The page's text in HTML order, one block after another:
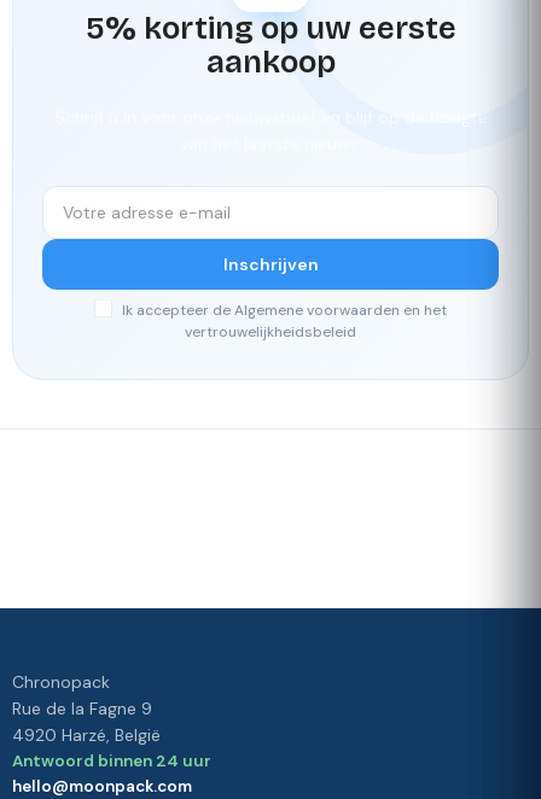
5% korting op uw eerste
aankoop
Inschrijven
Ik accepteer de Algemene voorwaarden en het
vertrouwelijkheidsbeleid
Chronopack
Rue de la Fagne 9
4920 Harzé, België
Antwoord binnen 24 uur
hello@moonpack.com